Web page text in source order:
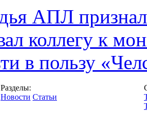
АПЛ
коллегу к
в пользу
Разделы:
Новости Статьи